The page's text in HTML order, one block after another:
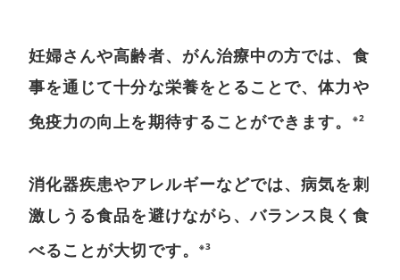
妊婦さんや高齢者、がん治療中の方では、食
事を通じて十分な栄養をとることで、体力や
免疫力の向上を期待することができます。
※2
消化器疾患やアレルギーなどでは、病気を刺
激しうる食品を避けながら、バランス良く食
べることが大切です。
※3